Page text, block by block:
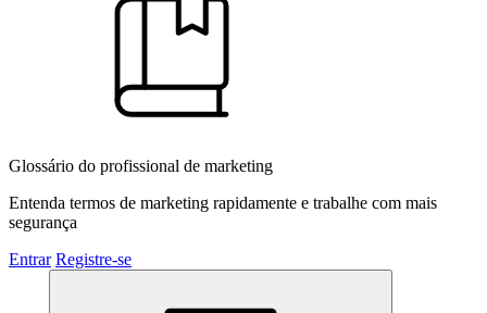
Glossário do profissional de marketing
Entenda termos de marketing rapidamente e trabalhe com mais
segurança
Entrar Registre-se